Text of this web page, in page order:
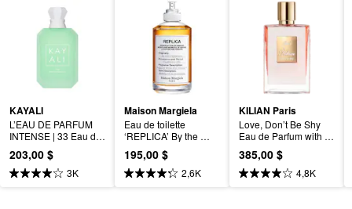
KAYALI
L’EAU DE PARFUM
INTENSE | 33 Eau de
parfum intense
203,00 $
3K
Maison Margiela
Eau de toilette
‘REPLICA’ By the
Fireplace avec
châtaigne, vanille et
huile de girofle
195,00 $
2,6K
KILIAN Paris
Love, Don’t Be Shy
Eau de Parfum with
Orange Blossom and
Vanilla
385,00 $
4,8K